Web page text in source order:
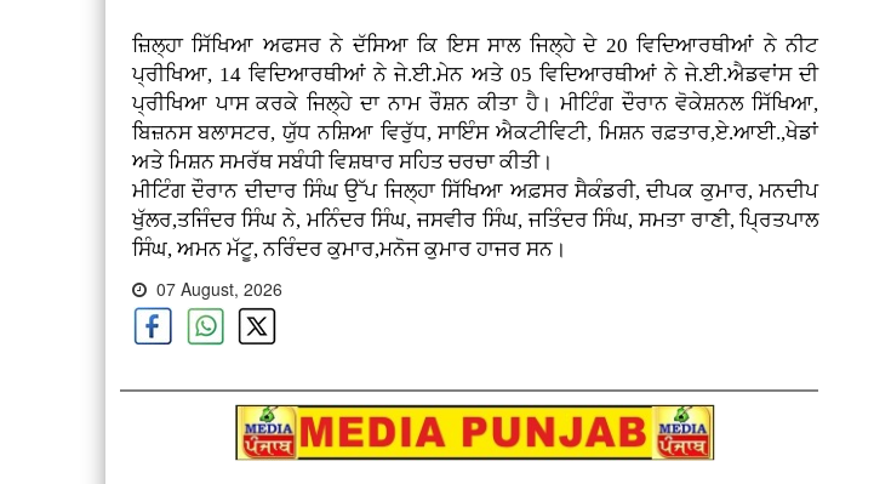
ਜ਼ਿਲ੍ਹਾ ਸਿੱਖਿਆ ਅਫਸਰ ਨੇ ਦੱਸਿਆ ਕਿ ਇਸ ਸਾਲ ਜਿਲ੍ਹੇ ਦੇ 20 ਵਿਦਿਆਰਥੀਆਂ ਨੇ ਨੀਟ
ਪ੍ਰੀਖਿਆ, 14 ਵਿਦਿਆਰਥੀਆਂ ਨੇ ਜੇ.ਈ.ਮੇਨ ਅਤੇ 05 ਵਿਦਿਆਰਥੀਆਂ ਨੇ ਜੇ.ਈ.ਐਡਵਾਂਸ ਦੀ
ਪ੍ਰੀਖਿਆ ਪਾਸ ਕਰਕੇ ਜਿਲ੍ਹੇ ਦਾ ਨਾਮ ਰੌਸ਼ਨ ਕੀਤਾ ਹੈ। ਮੀਟਿੰਗ ਦੌਰਾਨ ਵੋਕੇਸ਼ਨਲ ਸਿੱਖਿਆ,
ਬਿਜ਼ਨਸ ਬਲਾਸਟਰ, ਯੁੱਧ ਨਸ਼ਿਆ ਵਿਰੁੱਧ, ਸਾਇੰਸ ਐਕਟੀਵਿਟੀ, ਮਿਸ਼ਨ ਰਫ਼ਤਾਰ,ਏ.ਆਈ.,ਖੇਡਾਂ
ਅਤੇ ਮਿਸ਼ਨ ਸਮਰੱਥ ਸਬੰਧੀ ਵਿਸ਼ਥਾਰ ਸਹਿਤ ਚਰਚਾ ਕੀਤੀ।
ਮੀਟਿੰਗ ਦੌਰਾਨ ਦੀਦਾਰ ਸਿੰਘ ਉੱਪ ਜਿਲ੍ਹਾ ਸਿੱਖਿਆ ਅਫ਼ਸਰ ਸੈਕੰਡਰੀ, ਦੀਪਕ ਕੁਮਾਰ, ਮਨਦੀਪ
ਖੁੱਲਰ,ਤਜਿੰਦਰ ਸਿੰਘ ਨੇ, ਮਨਿੰਦਰ ਸਿੰਘ, ਜਸਵੀਰ ਸਿੰਘ, ਜਤਿੰਦਰ ਸਿੰਘ, ਸਮਤਾ ਰਾਣੀ, ਪ੍ਰਿਤਪਾਲ
ਸਿੰਘ, ਅਮਨ ਮੱਟੂ, ਨਰਿੰਦਰ ਕੁਮਾਰ,ਮਨੋਜ ਕੁਮਾਰ ਹਾਜਰ ਸਨ।
07 August, 2026